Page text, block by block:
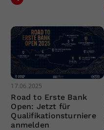
17.06.2025
Road to Erste Bank
Open: Jetzt für
Qualifikationsturniere
anmelden